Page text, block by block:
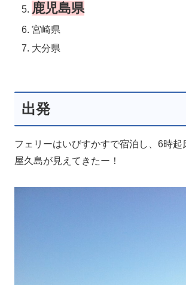
鹿児島県
宮崎県
大分県
出発
フェリーはいびすかすで宿泊し、6時起
屋久島が見えてきたー！